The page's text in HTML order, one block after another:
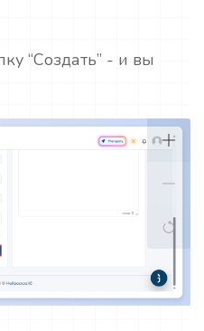
“Создать” - и вы